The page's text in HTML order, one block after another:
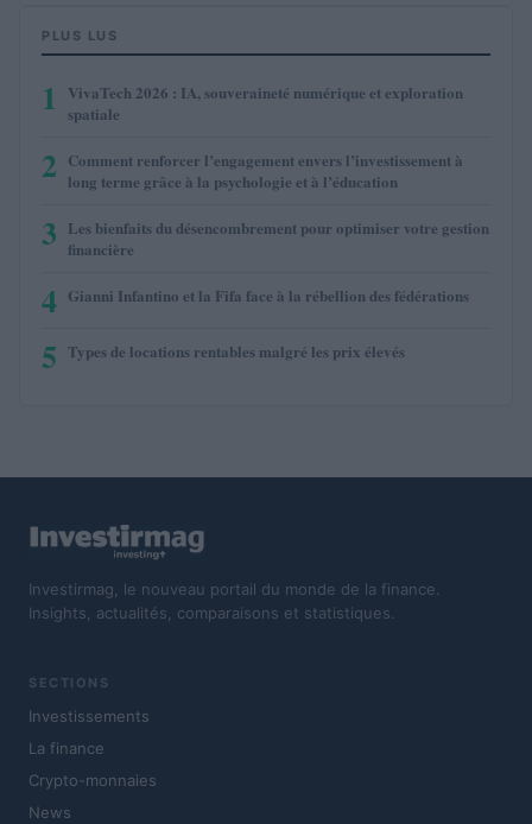
PLUS LUS
1
VivaTech 2026 : IA, souveraineté numérique et exploration
spatiale
2 Comment renforcer l’engagement envers l’investissement à
long terme grâce à la psychologie et à l’éducation
3 Les bienfaits du désencombrement pour optimiser votre gestion
financière
4 Gianni Infantino et la Fifa face à la rébellion des fédérations
5 Types de locations rentables malgré les prix élevés
Investirmag, le nouveau portail du monde de la finance.
Insights, actualités, comparaisons et statistiques.
SECTIONS
Investissements
La finance
Crypto-monnaies
News